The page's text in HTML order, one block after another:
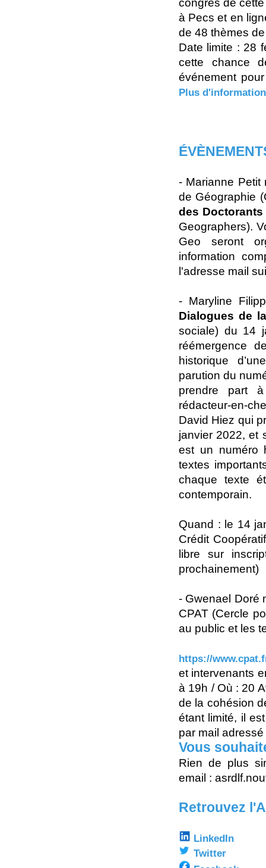
congrès de
à Pecs et en
de 48 thèmes
Date limite : 28
cette chance
événement
Plus
- Marianne Petit
de Géographie
des Doctorants
Geographers).
Geo seront
information
l'adresse mail
- Maryline
Dialogues de
sociale) du 14
réémergence
historique
parution du
prendre part
rédacteur-en-
David Hiez qui
janvier 2022, et
est un numéro
textes
chaque texte
contemporain.
Quand : le 14
Crédit
libre sur
prochainement)
- Gwenael Doré
CPAT (Cercle
au public et les
https://
et intervenants
à 19h / Où : 20
de la cohésion
étant limité, il
par mail
Vous
Rien de plus
email :
Retrouvez
LinkedIn
Twitter